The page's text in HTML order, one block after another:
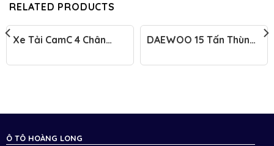
RELATED PRODUCTS
Xe Tải CamC 4 Chân
DAEWOO 15 Tấn Thùng
Giá Tốt
Ô TÔ HOÀNG LONG